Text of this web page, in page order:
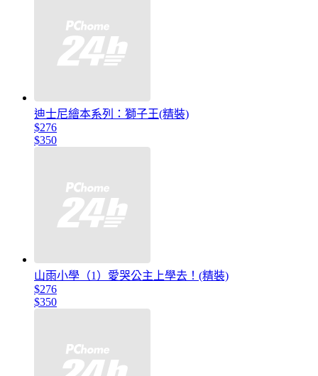
迪士尼繪本系列：獅子王(精裝)
$276
$350
山雨小學（1）愛哭公主上學去！(精裝)
$276
$350